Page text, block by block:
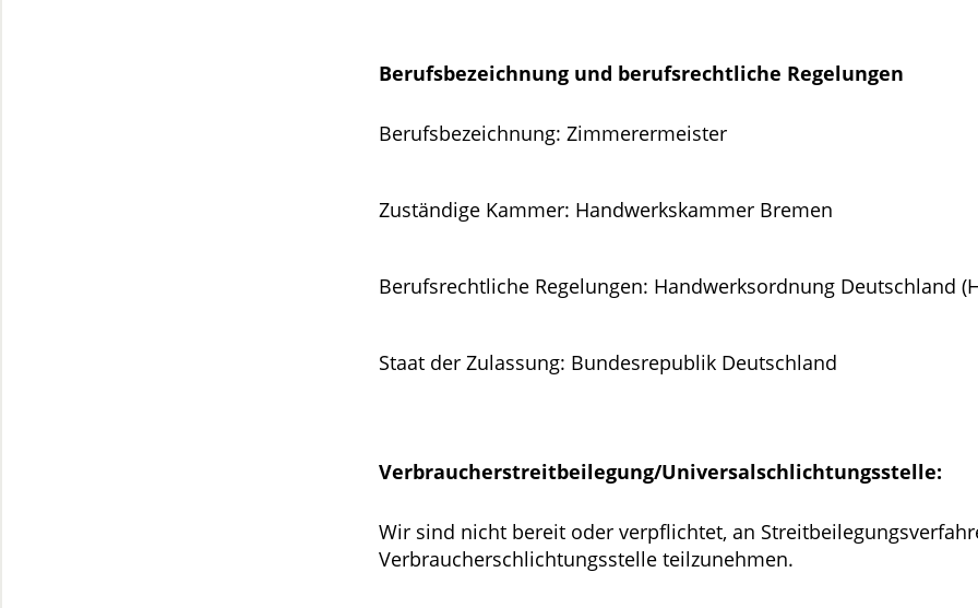
Berufsbezeichnung und berufsrechtliche Regelungen
Berufsbezeichnung: Zimmerermeister
Zuständige Kammer: Handwerkskammer Bremen
Berufsrechtliche Regelungen: Handwerksordnung Deutschland
Staat der Zulassung: Bundesrepublik Deutschland
Verbraucherstreitbeilegung/Universalschlichtungsstelle:
Wir sind nicht bereit oder verpflichtet, an
Verbraucherschlichtungsstelle teilzunehmen.